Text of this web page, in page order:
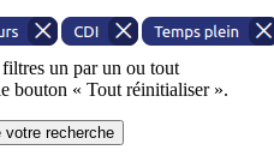
un par un ou tout
bouton « Tout réinitialiser ».
recherche